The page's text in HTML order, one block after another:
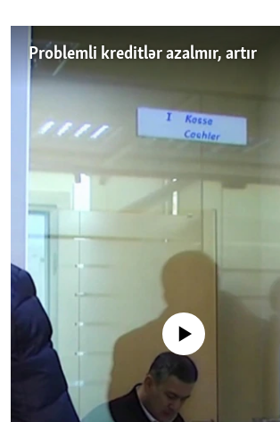
Problemli kreditlər azalmır, artır
No media source currently